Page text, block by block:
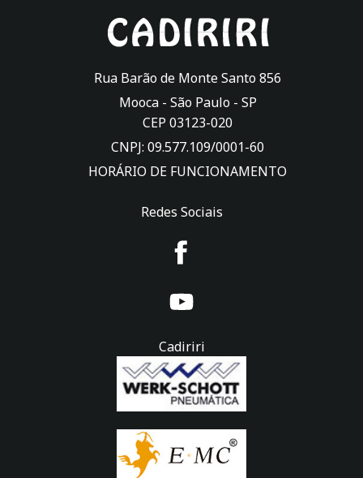
Rua Barão de Monte Santo 856
Mooca - São Paulo- SP
CEP 03123-020
CNPJ: 09.577.109/0001-60
HORÁRIO DE FUNCIONAMENTO
Redes Sociais
Cadiriri